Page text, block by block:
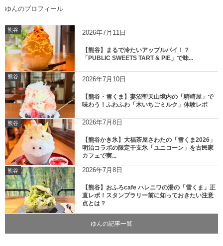
ゆんのプロフィール
熊谷 2026年7月11日
【熊谷】まるで冷たいアップルパイ！？
「PUBLIC SWEETS TART & PIE」で味...
熊谷 2026年7月10日
【熊谷・雪くま】妻沼聖天山境内の「騎崎屋」で
味わう！ふわふわ「木いちごミルク」体験レポ
熊谷 2026年7月8日
【熊谷かき氷】大福茶屋さわたの「雪くま2026」
明治コラボの限定干支氷「ユニコーン」を古民家
カフェで実...
熊谷 2026年7月8日
【熊谷】おふろcafe ハレニワの湯の「雪くま」正
直レポ！スタンプラリー前に知っておきたい注意
点とは？
ゆんの記事一覧